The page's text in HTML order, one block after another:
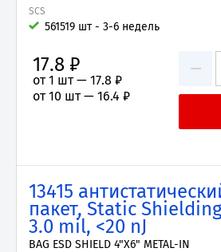
SCS
561519 шт - 3-6 недель
−
17.8 ₽
от 1 шт — 17.8 ₽
от 10 шт — 16.4 ₽
13415
пакет, Static
3.0 mil, <20 nJ
BAG ESD SHIELD 4"X6" METAL-IN